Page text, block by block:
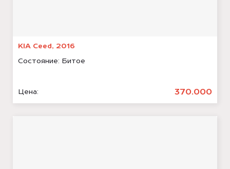
KIA Ceed, 2016
Состояние: Битое
Цена: 370.000